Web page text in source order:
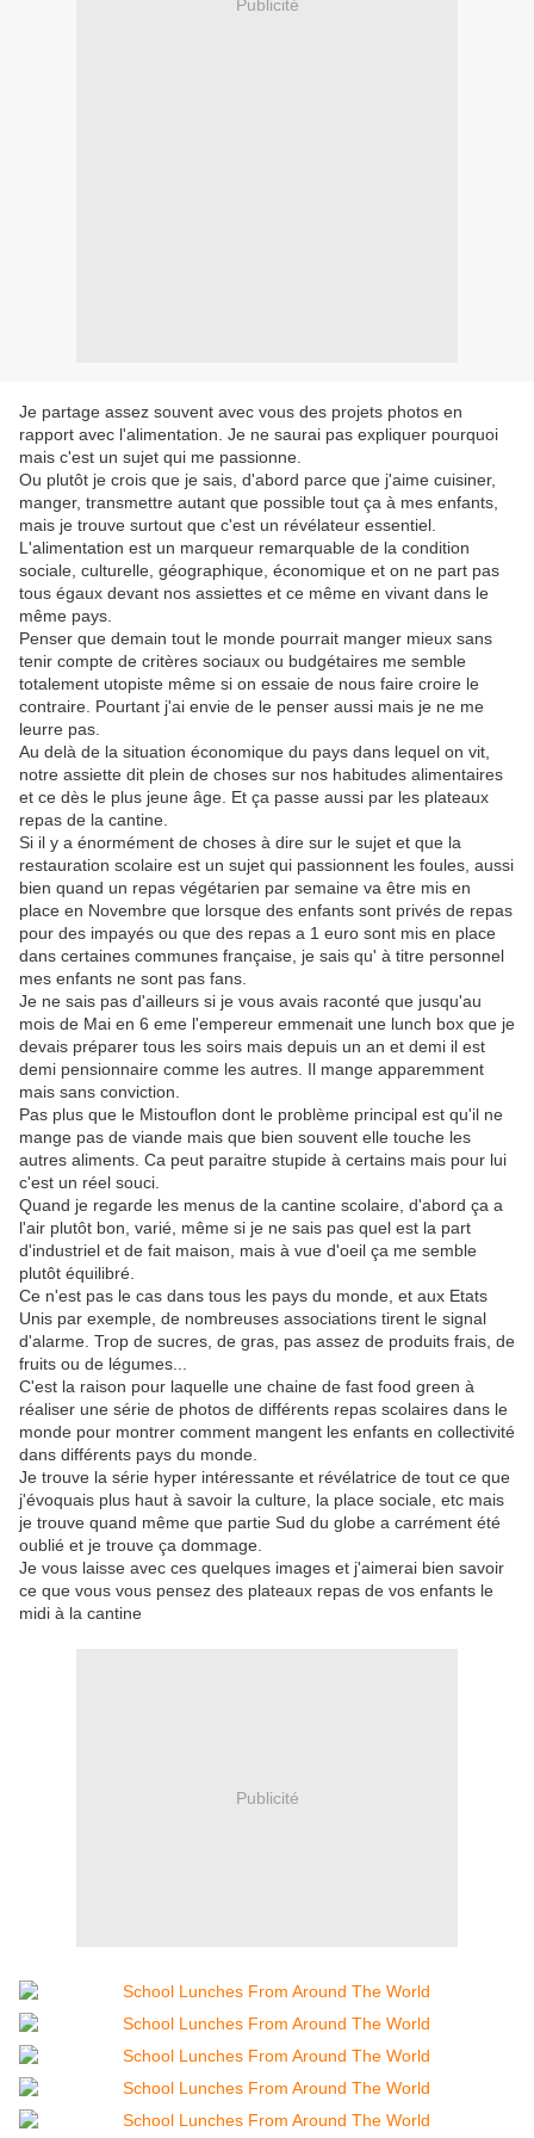
Publicité
Je partage assez souvent avec vous des projets photos en
rapport avec l'alimentation. Je ne saurai pas expliquer pourquoi
mais c'est un sujet qui me passionne.
Ou plutôt je crois que je sais, d'abord parce que j'aime cuisiner,
manger, transmettre autant que possible tout ça à mes enfants,
mais je trouve surtout que c'est un révélateur essentiel.
L'alimentation est un marqueur remarquable de la condition
sociale, culturelle, géographique, économique et on ne part pas
tous égaux devant nos assiettes et ce même en vivant dans le
même pays.
Penser que demain tout le monde pourrait manger mieux sans
tenir compte de critères sociaux ou budgétaires me semble
totalement utopiste même si on essaie de nous faire croire le
contraire. Pourtant j'ai envie de le penser aussi mais je ne me
leurre pas.
Au delà de la situation économique du pays dans lequel on vit,
notre assiette dit plein de choses sur nos habitudes alimentaires
et ce dès le plus jeune âge. Et ça passe aussi par les plateaux
repas de la cantine.
Si il y a énormément de choses à dire sur le sujet et que la
restauration scolaire est un sujet qui passionnent les foules, aussi
bien quand un repas végétarien par semaine va être mis en
place en Novembre que lorsque des enfants sont privés de repas
pour des impayés ou que des repas a 1 euro sont mis en place
dans certaines communes française, je sais qu' à titre personnel
mes enfants ne sont pas fans.
Je ne sais pas d'ailleurs si je vous avais raconté que jusqu'au
mois de Mai en 6 eme l'empereur emmenait une lunch box que je
devais préparer tous les soirs mais depuis un an et demi il est
demi pensionnaire comme les autres. Il mange apparemment
mais sans conviction.
Pas plus que le Mistouflon dont le problème principal est qu'il ne
mange pas de viande mais que bien souvent elle touche les
autres aliments. Ca peut paraitre stupide à certains mais pour lui
c'est un réel souci.
Quand je regarde les menus de la cantine scolaire, d'abord ça a
l'air plutôt bon, varié, même si je ne sais pas quel est la part
d'industriel et de fait maison, mais à vue d'oeil ça me semble
plutôt équilibré.
Ce n'est pas le cas dans tous les pays du monde, et aux Etats
Unis par exemple, de nombreuses associations tirent le signal
d'alarme. Trop de sucres, de gras, pas assez de produits frais, de
fruits ou de légumes...
C'est la raison pour laquelle une chaine de fast food green à
réaliser une série de photos de différents repas scolaires dans le
monde pour montrer comment mangent les enfants en collectivité
dans différents pays du monde.
Je trouve la série hyper intéressante et révélatrice de tout ce que
j'évoquais plus haut à savoir la culture, la place sociale, etc mais
je trouve quand même que partie Sud du globe a carrément été
oublié et je trouve ça dommage.
Je vous laisse avec ces quelques images et j'aimerai bien savoir
ce que vous vous pensez des plateaux repas de vos enfants le
midi à la cantine
Publicité